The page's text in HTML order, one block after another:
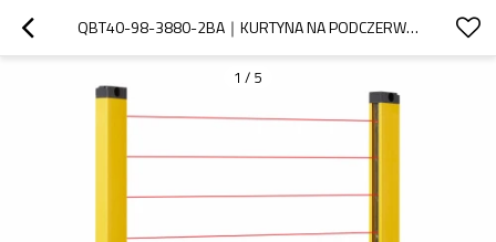
QBT40-98-3880-2BA｜KURTYNA NA PODCZERWIEŃ CZUJNIK KURTYNY LASEROWEJ｜DADISICK
1 / 5